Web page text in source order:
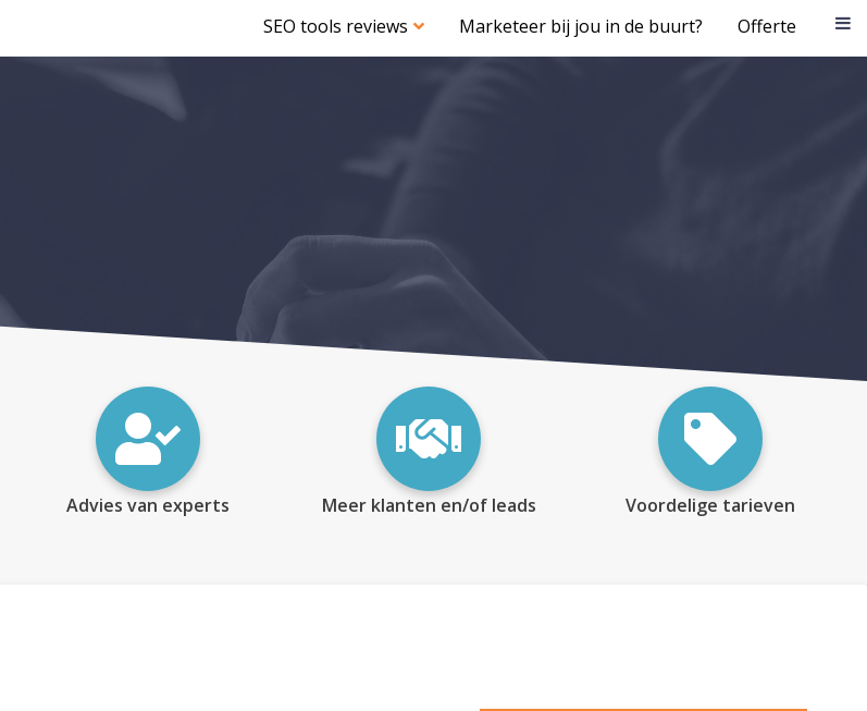
SEO tools reviews Marketeer bij jou in de buurt? Offerte
Advies van experts Meer klanten en/of leads Voordelige tarieven